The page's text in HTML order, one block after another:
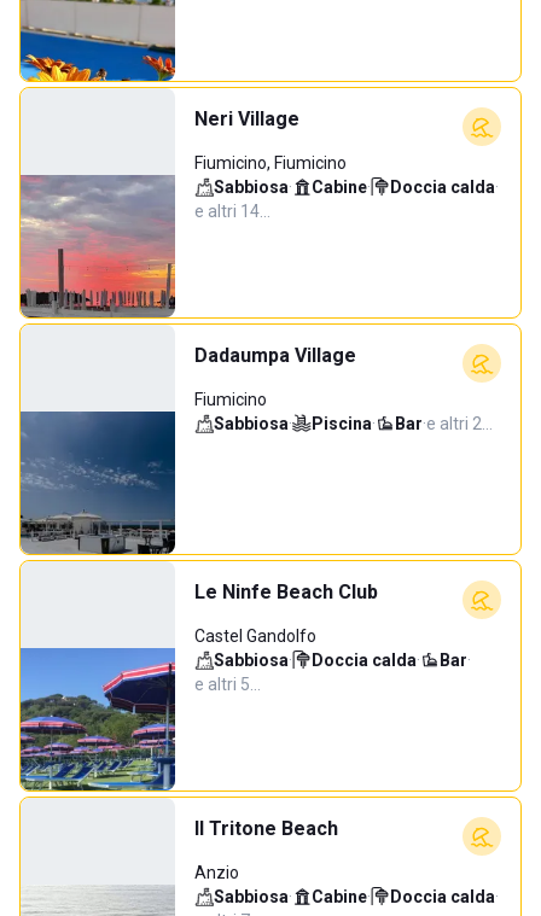
Neri Village
Fiumicino, Fiumicino
Sabbiosa· Cabine· Doccia calda·
e altri 14…
Dadaumpa Village
Fiumicino
Sabbiosa· Piscina· Bar·e altri 2…
Le Ninfe Beach Club
Castel Gandolfo
Sabbiosa· Doccia calda· Bar·
e altri 5…
Il Tritone Beach
Anzio
Sabbiosa· Cabine· Doccia calda·